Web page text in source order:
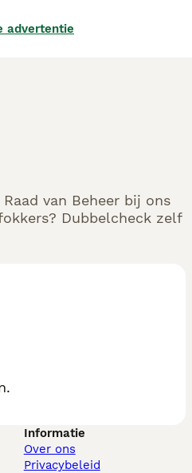
advertentie
van Beheer bij ons
Dubbelcheck zelf
Informatie
Over ons
Privacybeleid